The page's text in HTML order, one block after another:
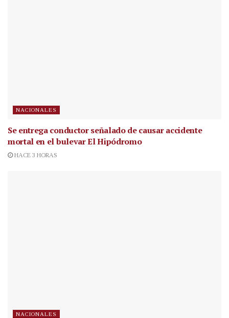
NACIONALES
Se entrega conductor señalado de causar accidente
mortal en el bulevar El Hipódromo
HACE 3 HORAS
NACIONALES